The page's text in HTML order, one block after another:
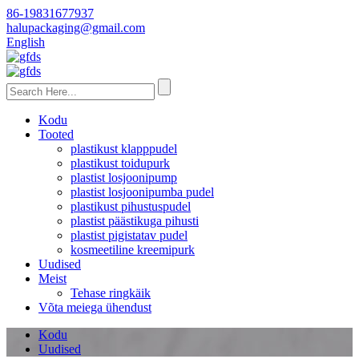
86-19831677937
halupackaging@gmail.com
English
Kodu
Tooted
plastikust klapppudel
plastikust toidupurk
plastist losjoonipump
plastist losjoonipumba pudel
plastikust pihustuspudel
plastist päästikuga pihusti
plastist pigistatav pudel
kosmeetiline kreemipurk
Uudised
Meist
Tehase ringkäik
Võta meiega ühendust
Kodu
Uudised